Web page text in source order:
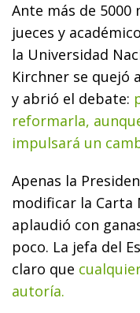
Ante más de
jueces y
la Universidad
Kirchner se quejó
y abrió el debate:
reformarla,
impulsará un
Apenas la
modificar la Carta
aplaudió con
poco. La jefa del
claro que
autoría.